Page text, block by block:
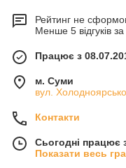
Рейтинг не
Менше 5 відгуків за
Працює з
м. Суми
вул.
Контакти
Сьогодні працює
Показати весь